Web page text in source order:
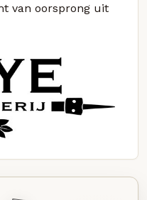
van oorsprong uit